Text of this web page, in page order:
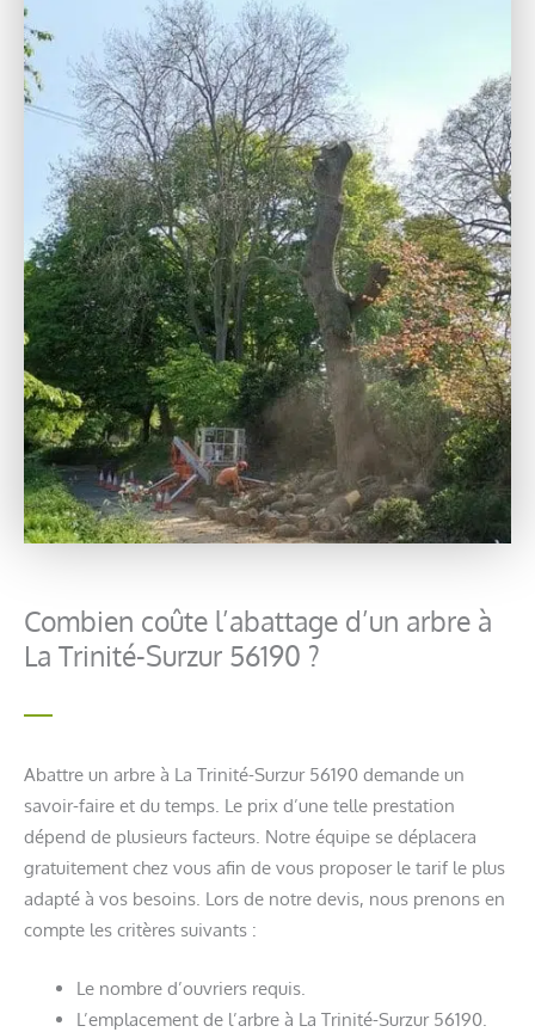
Combien coûte l’abattage d’un arbre à
La Trinité-Surzur 56190 ?
Abattre un arbre à La Trinité-Surzur 56190 demande un
savoir-faire et du temps. Le prix d’une telle prestation
dépend de plusieurs facteurs. Notre équipe se déplacera
gratuitement chez vous afin de vous proposer le tarif le plus
adapté à vos besoins. Lors de notre devis, nous prenons en
compte les critères suivants :
Le nombre d’ouvriers requis.
L’emplacement de l’arbre à La Trinité-Surzur 56190.